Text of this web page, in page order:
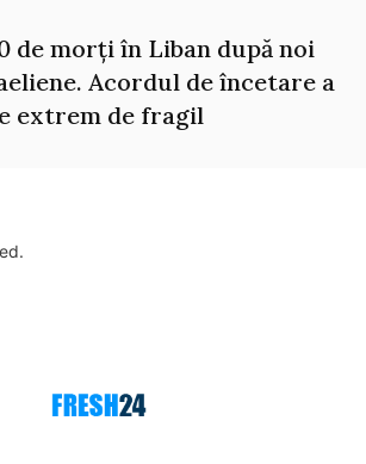
de morți în Liban după noi
Acordul de încetare a
extrem de fragil